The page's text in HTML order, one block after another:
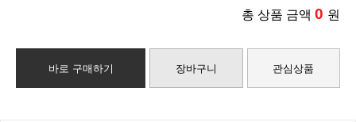
총 상품 금액 0 원
바로 구매하기 장바구니 관심상품